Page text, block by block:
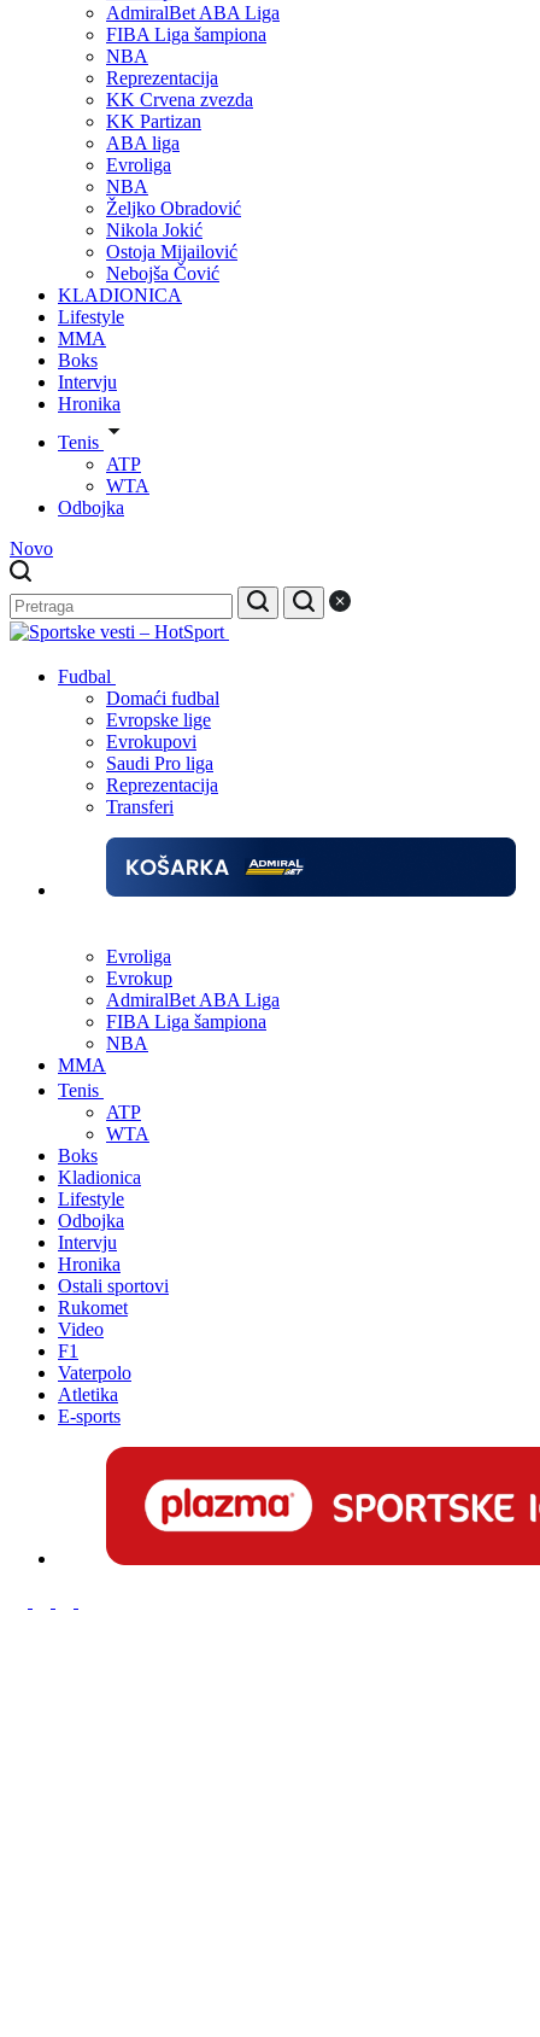
AdmiralBet ABA Liga
FIBA Liga šampiona
NBA
Reprezentacija
KK Crvena zvezda
KK Partizan
ABA liga
Evroliga
NBA
Željko Obradović
Nikola Jokić
Ostoja Mijailović
Nebojša Čović
KLADIONICA
Lifestyle
MMA
Boks
Intervju
Hronika
Tenis
ATP
WTA
Odbojka
Novo
Fudbal
Domaći fudbal
Evropske lige
Evrokupovi
Saudi Pro liga
Reprezentacija
Transferi
Evroliga
Evrokup
AdmiralBet ABA Liga
FIBA Liga šampiona
NBA
MMA
Tenis
ATP
WTA
Boks
Kladionica
Lifestyle
Odbojka
Intervju
Hronika
Ostali sportovi
Rukomet
Video
F1
Vaterpolo
Atletika
E-sports